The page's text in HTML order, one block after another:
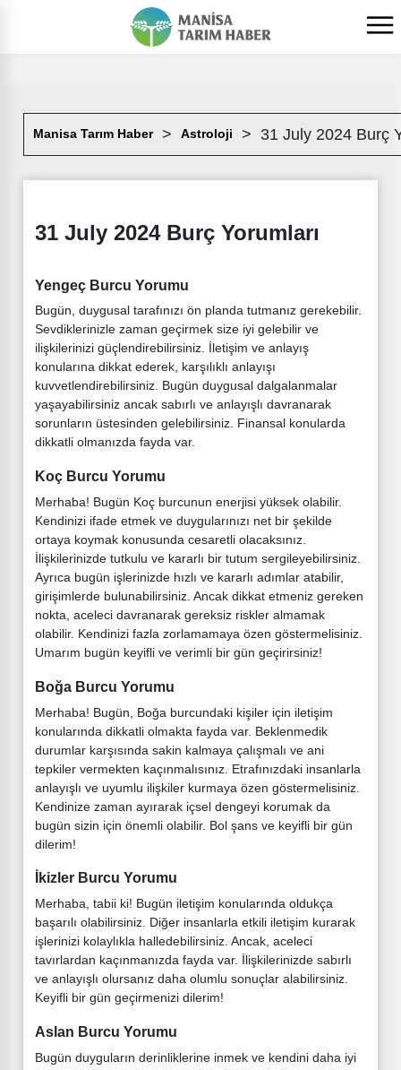
Manisa Tarım Haber Astroloji 31 July 2024 Burç
31 July 2024 Burç Yorumları
Yengeç Burcu Yorumu
Bugün, duygusal tarafınızı ön planda tutmanız gerekebilir.
Sevdiklerinizle zaman geçirmek size iyi gelebilir ve
ilişkilerinizi güçlendirebilirsiniz. İletişim ve anlayış
konularına dikkat ederek, karşılıklı anlayışı
kuvvetlendirebilirsiniz. Bugün duygusal dalgalanmalar
yaşayabilirsiniz ancak sabırlı ve anlayışlı davranarak
sorunların üstesinden gelebilirsiniz. Finansal konularda
dikkatli olmanızda fayda var.
Koç Burcu Yorumu
Merhaba! Bugün Koç burcunun enerjisi yüksek olabilir.
Kendinizi ifade etmek ve duygularınızı net bir şekilde
ortaya koymak konusunda cesaretli olacaksınız.
İlişkilerinizde tutkulu ve kararlı bir tutum sergileyebilirsiniz.
Ayrıca bugün işlerinizde hızlı ve kararlı adımlar atabilir,
girişimlerde bulunabilirsiniz. Ancak dikkat etmeniz gereken
nokta, aceleci davranarak gereksiz riskler almamak
olabilir. Kendinizi fazla zorlamamaya özen göstermelisiniz.
Umarım bugün keyifli ve verimli bir gün geçirirsiniz!
Boğa Burcu Yorumu
Merhaba! Bugün, Boğa burcundaki kişiler için iletişim
konularında dikkatli olmakta fayda var. Beklenmedik
durumlar karşısında sakin kalmaya çalışmalı ve ani
tepkiler vermekten kaçınmalısınız. Etrafınızdaki insanlarla
anlayışlı ve uyumlu ilişkiler kurmaya özen göstermelisiniz.
Kendinize zaman ayırarak içsel dengeyi korumak da
bugün sizin için önemli olabilir. Bol şans ve keyifli bir gün
dilerim!
İkizler Burcu Yorumu
Merhaba, tabii ki! Bugün iletişim konularında oldukça
başarılı olabilirsiniz. Diğer insanlarla etkili iletişim kurarak
işlerinizi kolaylıkla halledebilirsiniz. Ancak, aceleci
tavırlardan kaçınmanızda fayda var. İlişkilerinizde sabırlı
ve anlayışlı olursanız daha olumlu sonuçlar alabilirsiniz.
Keyifli bir gün geçirmenizi dilerim!
Aslan Burcu Yorumu
Bugün duyguların derinliklerine inmek ve kendini daha iyi